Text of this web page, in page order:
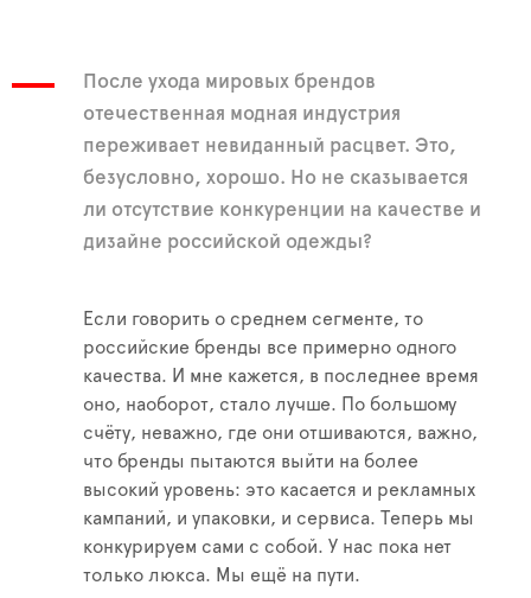
После ухода мировых брендов
отечественная модная индустрия
переживает невиданный расцвет. Это,
безусловно, хорошо. Но не сказывается
ли отсутствие конкуренции на качестве и
дизайне российской одежды?
Если говорить о среднем сегменте, то
российские бренды все примерно одного
качества. И мне кажется, в последнее время
оно, наоборот, стало лучше. По большому
счёту, неважно, где они отшиваются, важно,
что бренды пытаются выйти на более
высокий уровень: это касается и рекламных
кампаний, и упаковки, и сервиса. Теперь мы
конкурируем сами с собой. У нас пока нет
только люкса. Мы ещё на пути.